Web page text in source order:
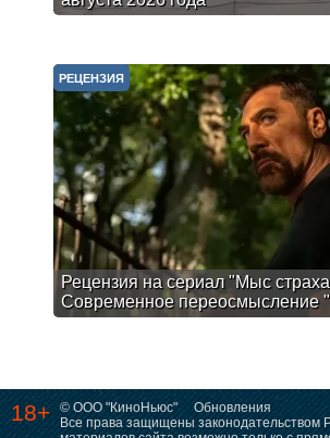
Рецензия на сериал "Мыс
Современное переосмысление
РЕЦЕНЗИЯ
18+ © ООО "КиноНьюс"
Обновления
Все права защищены законодательством